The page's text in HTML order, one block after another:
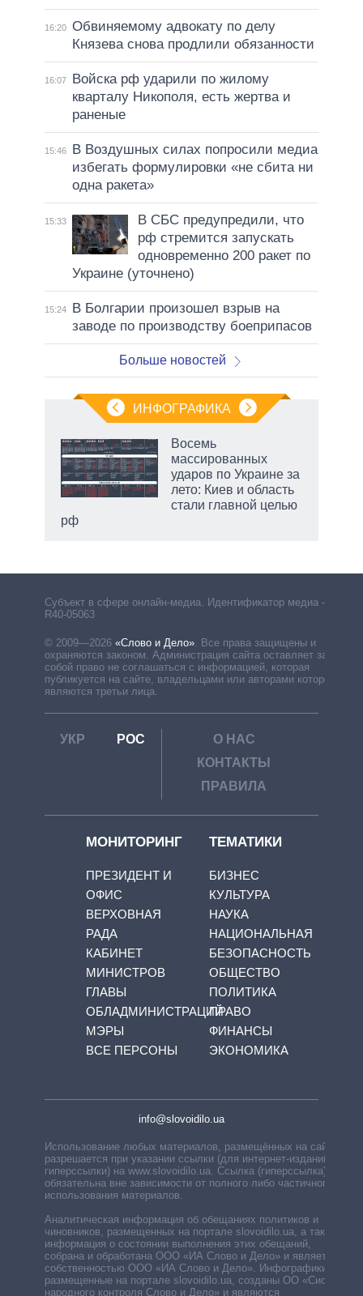
16:20 Обвиняемому адвокату по делу
Князева снова продлили обязанности
16:07
Войска рф ударили по жилому
кварталу Никополя, есть жертва и
раненые
15:46
В Воздушных силах попросили медиа
избегать формулировки «не сбита ни
одна ракета»
15:33
В СБС предупредили, что
рф стремится запускать
одновременно 200 ракет по
Украине (уточнено)
15:24
В Болгарии произошел взрыв на
заводе по производству боеприпасов
Больше новостей
ИНФОГРАФИКА
Восемь
массированных
ударов по Украине за
лето: Киев и область
стали главной целью
рф
Субъект в сфере онлайн-медиа. Идентификатор медиа –
R40-05063
© 2009—2026 «Слово и Дело» Все права защищены и
охраняются законом. Администрация сайта оставляет за
собой право не соглашаться с информацией, которая
публикуется на сайте, владельцами или авторами которой
являются третьи лица.
УКР РОС
О НАС
КОНТАКТЫ
ПРАВИЛА
МОНИТОРИНГ
ПРЕЗИДЕНТ И
ОФИС
ВЕРХОВНАЯ
РАДА
КАБИНЕТ
МИНИСТРОВ
ГЛАВЫ
ОБЛАДМИНИСТРАЦИЙ
МЭРЫ
ВСЕ ПЕРСОНЫ
ТЕМАТИКИ
БИЗНЕС
КУЛЬТУРА
НАУКА
НАЦИОНАЛЬНАЯ
БЕЗОПАСНОСТЬ
ОБЩЕСТВО
ПОЛИТИКА
ПРАВО
ФИНАНСЫ
ЭКОНОМИКА
info@slovoidilo.ua
Использование любых материалов, размещённых на сайте,
разрешается при указании ссылки (для интернет-изданий —
гиперссылки) на www.slovoidilo.ua. Ссылка (гиперссылка)
обязательна вне зависимости от полного либо частичного
использования материалов.
Аналитическая информация об обещаниях политиков и
чиновников, размещенных на портале slovoidilo.ua, а также
информация о состоянии выполнения этих обещаний,
собрана и обработана ООО «ИА Слово и Дело» и является
собственностью ООО «ИА Слово и Дело». Инфографики,
размещенные на портале slovoidilo.ua, созданы ОО «Система
народного контроля Слово и Дело» и являются